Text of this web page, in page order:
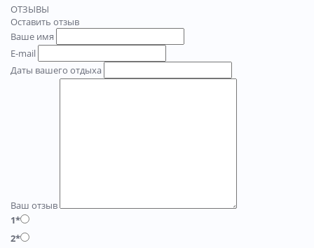
ОТЗЫВЫ
Оставить отзыв
Ваше имя
E-mail
Даты вашего отдыха
Ваш отзыв
1*
2*